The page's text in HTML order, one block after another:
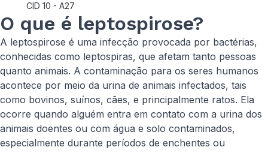
CID 10 - A27
O que é leptospirose?
A leptospirose é uma infecção provocada por bactérias,
conhecidas como leptospiras, que afetam tanto pessoas
quanto animais. A contaminação para os seres humanos
acontece por meio da urina de animais infectados, tais
como bovinos, suínos, cães, e principalmente ratos. Ela
ocorre quando alguém entra em contato com a urina dos
animais doentes ou com água e solo contaminados,
especialmente durante períodos de enchentes ou